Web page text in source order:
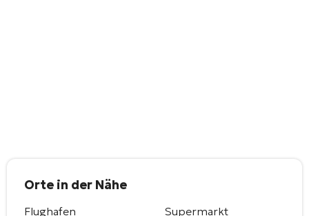
Orte in der Nähe
Flughafen
Supermarkt